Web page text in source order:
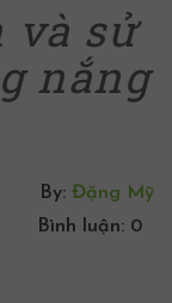
và sử
nắng
By: Đặng Mỹ
Bình luận: 0